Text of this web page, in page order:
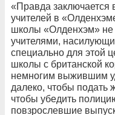
«Правда заключается
учителей в
школы «Олденхэм» не
учителями,
специально для этой
школы с британской
немногим выжившим
далеко, чтобы подать
чтобы убедить
повзрослевшие